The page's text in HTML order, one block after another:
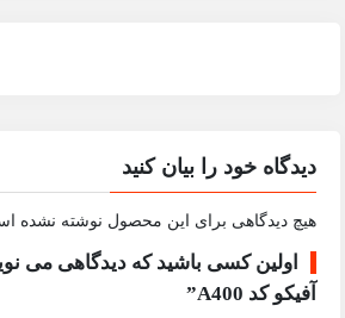
دیدگاه خود را بیان کنید
هیچ دیدگاهی برای این محصول نوشته نشده
اولین کسی باشید که دیدگاهی می
آفیکو کد A400”